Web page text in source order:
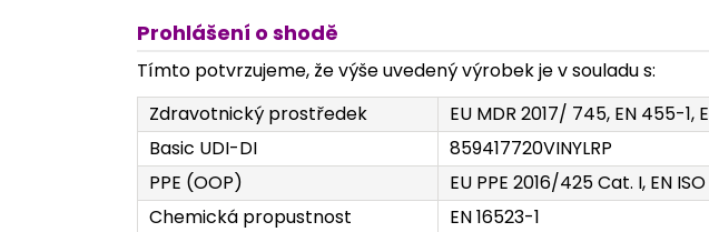
Prohlášení o shodě
Tímto potvrzujeme, že výše uvedený výrobek je v souladu s:
Zdravotnický prostředek
EU MDR 2017/ 745, EN 455-
Basic UDI-DI
859417720VINYLRP
PPE (OOP)
EU PPE 2016/425 Cat. I, EN
Chemická propustnost
EN 16523-1